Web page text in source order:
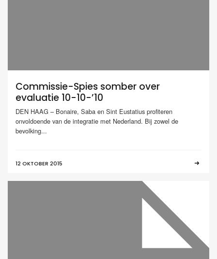
Commissie-Spies somber over
evaluatie 10-10-’10
DEN HAAG – Bonaire, Saba en Sint Eustatius profiteren
onvoldoende van de integratie met Nederland. Bij zowel de
bevolking...
12 OKTOBER 2015